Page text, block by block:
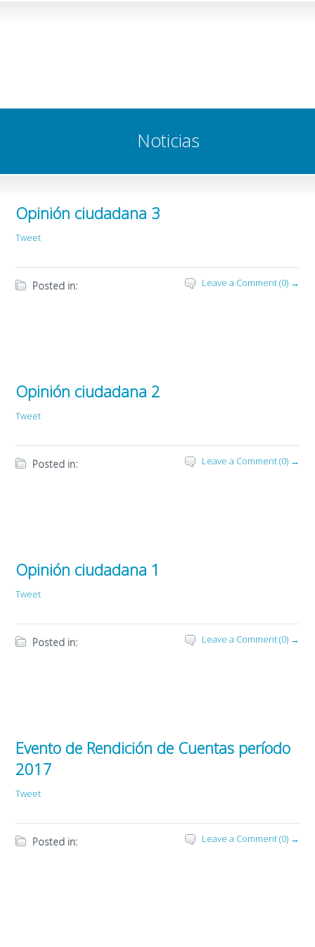
Noticias
Opinión ciudadana 3
Tweet
Posted in: Leave a Comment (0) →
Opinión ciudadana 2
Tweet
Posted in: Leave a Comment (0) →
Opinión ciudadana 1
Tweet
Posted in: Leave a Comment (0) →
Evento de Rendición de Cuentas período
2017
Tweet
Posted in: Leave a Comment (0) →